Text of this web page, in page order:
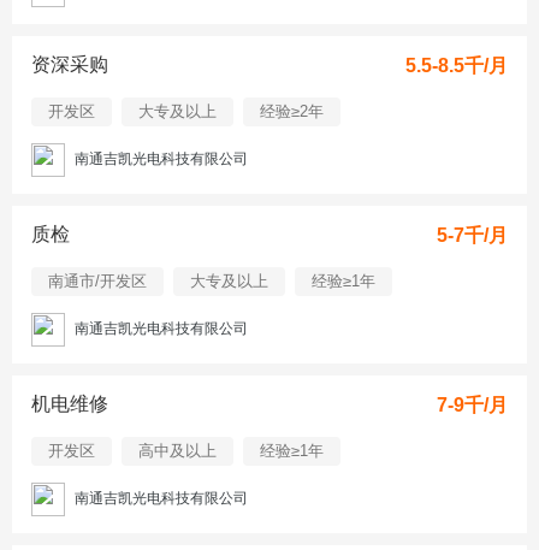
资深采购 5.5-8.5千/月
开发区 大专及以上 经验≥2年
南通吉凯光电科技有限公司
质检 5-7千/月
南通市/开发区 大专及以上 经验≥1年
南通吉凯光电科技有限公司
机电维修 7-9千/月
开发区 高中及以上 经验≥1年
南通吉凯光电科技有限公司